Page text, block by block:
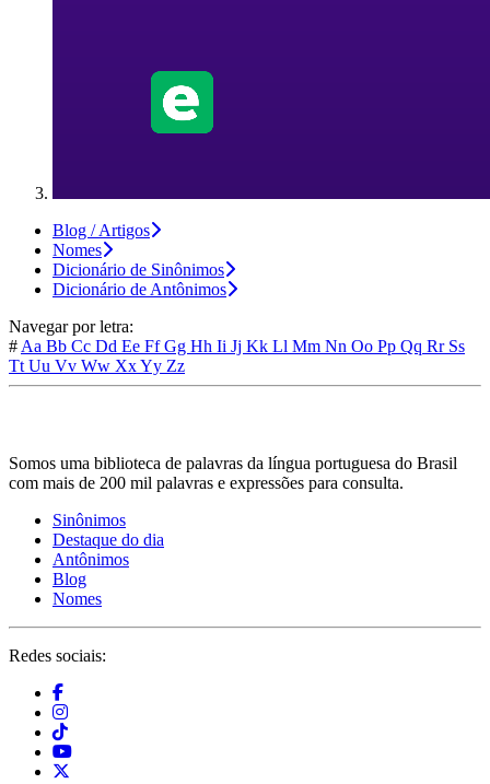
Blog / Artigos
Nomes
Dicionário de Sinônimos
Dicionário de Antônimos
Navegar por letra:
# Aa Bb Cc Dd Ee FfGg Hh Ii Jj Kk Ll Mm Nn Oo Pp Qq Rr Ss
Tt Uu Vv Ww XxYy Zz
Somos uma biblioteca de palavras da língua portuguesa do Brasil
com mais de 200 mil palavras e expressões para consulta.
Sinônimos
Destaque do dia
Antônimos
Blog
Nomes
Redes sociais: